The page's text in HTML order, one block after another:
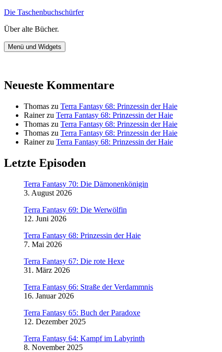
Zum
springen
Die Taschenbuchschürfer
Über alte Bücher.
Menü und Widgets
Neueste Kommentare
Thomas zu Terra Fantasy 68: Prinzessin der Haie
Rainerzu Terra Fantasy 68: Prinzessin der Haie
Thomas zu Terra Fantasy 68: Prinzessin der Haie
Thomas zu Terra Fantasy 68: Prinzessin der Haie
Rainerzu Terra Fantasy 68: Prinzessin der Haie
Letzte Episoden
Terra Fantasy 70: Die Dämonenkönigin
3. August 2026
Terra Fantasy 69: Die Werwölfin
12. Juni 2026
Terra Fantasy 68: Prinzessin der Haie
7. Mai 2026
Terra Fantasy 67: Die rote Hexe
31. März 2026
Terra Fantasy 66: Straße der Verdammnis
16. Januar 2026
Terra Fantasy 65: Buch der Paradoxe
12. Dezember 2025
Terra Fantasy 64: Kampf im Labyrinth
8. November 2025